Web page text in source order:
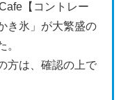
【コントレー
き氷」が大繁盛の
。
方は、確認の上で